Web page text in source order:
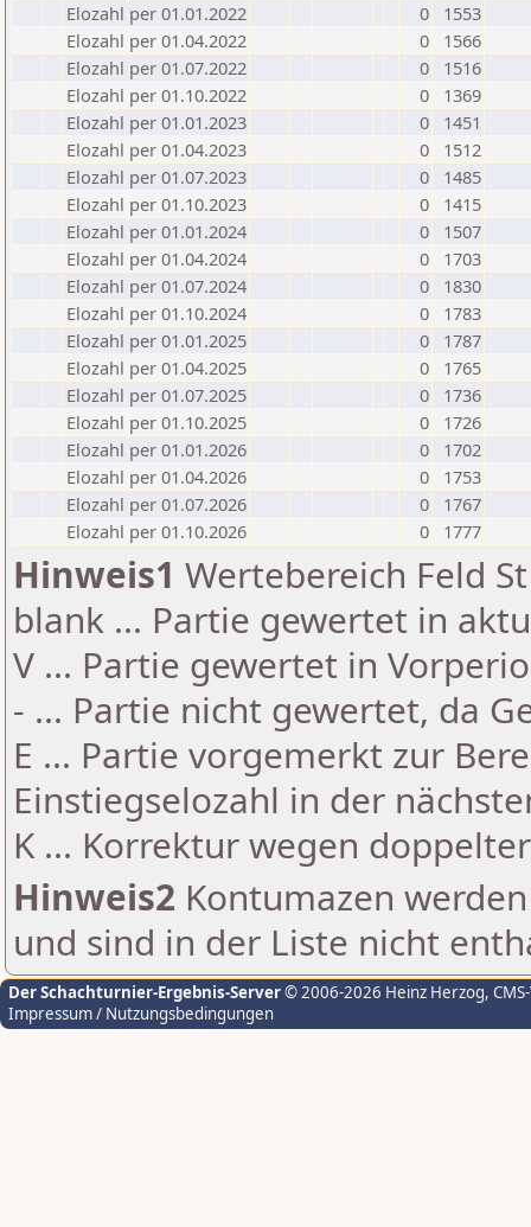
Elozahl per 01.01.2022
0
1553
Elozahl per 01.04.2022
0
1566
Elozahl per 01.07.2022
0
1516
Elozahl per 01.10.2022
0
1369
Elozahl per 01.01.2023
0
1451
Elozahl per 01.04.2023
0
1512
Elozahl per 01.07.2023
0
1485
Elozahl per 01.10.2023
0
1415
Elozahl per 01.01.2024
0
1507
Elozahl per 01.04.2024
0
1703
Elozahl per 01.07.2024
0
1830
Elozahl per 01.10.2024
0
1783
Elozahl per 01.01.2025
0
1787
Elozahl per 01.04.2025
0
1765
Elozahl per 01.07.2025
0
1736
Elozahl per 01.10.2025
0
1726
Elozahl per 01.01.2026
0
1702
Elozahl per 01.04.2026
0
1753
Elozahl per 01.07.2026
0
1767
Elozahl per 01.10.2026
0 1777
Hinweis1 Wertebereich Feld
blank ... Partie gewertet in
V ... Partie gewertet in
- ... Partie nicht gewertet, da
E ... Partie vorgemerkt zur
Einstiegselozahl in der
K ... Korrektur wegen
Hinweis2 Kontumazen
und sind in der Liste nicht
Der Schachturnier-Ergebnis-Server© 2006-2026 Heinz Herzog,
Impressum / Nutzungsbedingungen